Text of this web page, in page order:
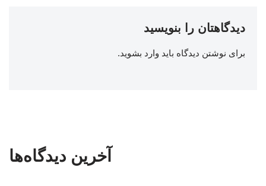
دیدگاهتان را بنویسید
برای نوشتن دیدگاه باید وارد بشوید.
آخرین دیدگاه‌ها